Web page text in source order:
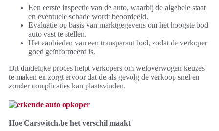
Een eerste inspectie van de auto, waarbij de algehele staat
en eventuele schade wordt beoordeeld.
Evaluatie op basis van marktgegevens om het hoogste bod
auto vast te stellen.
Het aanbieden van een transparant bod, zodat de verkoper
goed geïnformeerd is.
Dit duidelijke proces helpt verkopers om weloverwogen keuzes
te maken en zorgt ervoor dat de als gevolg de verkoop snel en
zonder complicaties kan plaatsvinden.
Hoe Carswitch.be het verschil maakt